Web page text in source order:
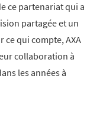
ce partenariat qui a
partagée et un
qui compte, AXA
collaboration à
les années à